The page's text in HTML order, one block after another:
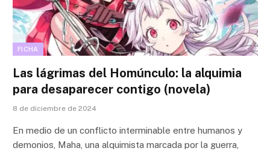
FICHA
Las lágrimas del Homúnculo: la alquimia
para desaparecer contigo (novela)
8 de diciembre de 2024
En medio de un conflicto interminable entre humanos y
demonios, Maha, una alquimista marcada por la guerra,